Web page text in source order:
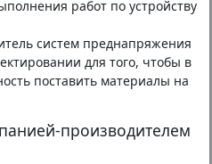
работ по устройству
систем преднапряжения
для того, чтобы в
поставить материалы на
производителем